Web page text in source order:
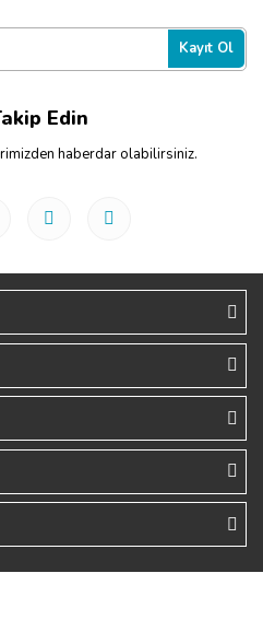
Kayıt Ol
Edin
haberdar olabilirsiniz.